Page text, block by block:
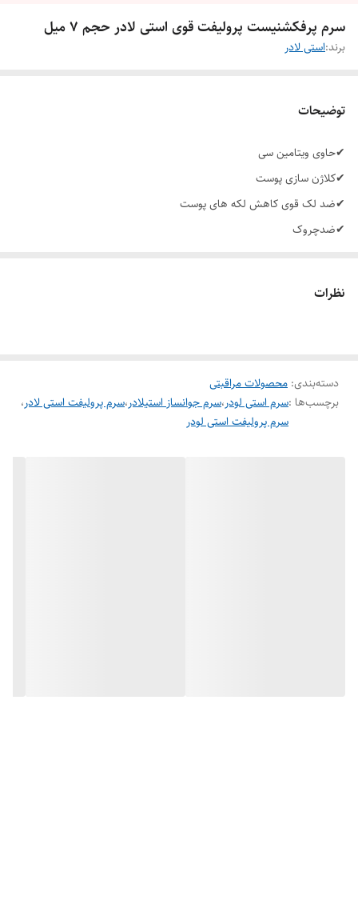
سرم پرفکشنیست پرولیفت قوی استی لادر حجم ۷ میل
برند:استی لادر
توضیحات
✔حاوی ویتامین سی
✔کلاژن سازی پوست
✔ضد لک قوی کاهش لکه های پوست
✔ضدچروک
✔جلوگیری از پیری زودرس
نظرات
دسته‌بندی: محصولات مراقبتی
برچسب‌ها :سرم استی لودر،سرم جوانساز استیلادر،سرم پرولیفت استی لادر،
سرم پرولیفت استی لودر